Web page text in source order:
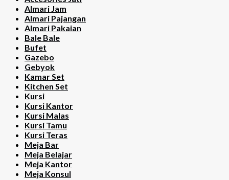
Almari Jam
Almari Pajangan
Almari Pakaian
Bale Bale
Bufet
Gazebo
Gebyok
Kamar Set
Kitchen Set
Kursi
Kursi Kantor
Kursi Malas
Kursi Tamu
Kursi Teras
Meja Bar
Meja Belajar
Meja Kantor
Meja Konsul